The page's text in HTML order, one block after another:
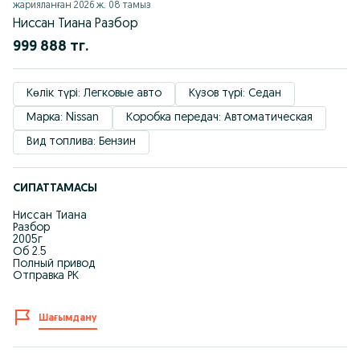
жарияланған 2026 ж. 08 тамыз
Ниссан Тиана Разбор
999 888 тг.
Көлік түрі: Легковые авто
Кузов түрі: Седан
Марка: Nissan
Коробка передач: Автоматическая
Вид топлива: Бензин
СИПАТТАМАСЫ
Ниссан Тиана
Разбор
2005г
Об 2.5
Полный привод
Отправка РК
Шағымдану